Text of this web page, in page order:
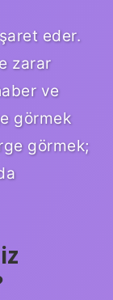
eder.
zarar
ve
görmek
görmek;